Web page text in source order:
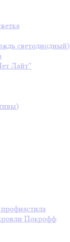
светодиодный)
Лайт"
Покрофф